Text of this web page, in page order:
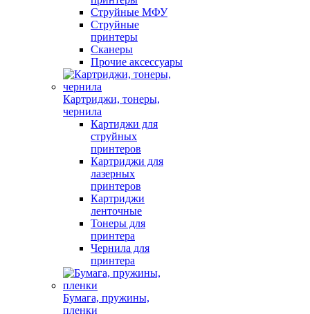
Струйные МФУ
Струйные
принтеры
Сканеры
Прочие аксессуары
Картриджи, тонеры,
чернила
Картиджи для
струйных
принтеров
Картриджи для
лазерных
принтеров
Картриджи
ленточные
Тонеры для
принтера
Чернила для
принтера
Бумага, пружины,
пленки